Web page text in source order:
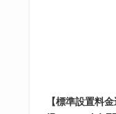
【標準設置料